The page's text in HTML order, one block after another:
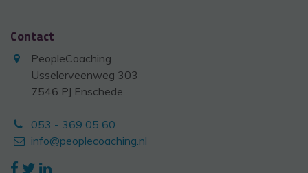
Contact
PeopleCoaching
Usselerveenweg 303
7546 PJ Enschede
053 - 369 05 60
info@peoplecoaching.nl